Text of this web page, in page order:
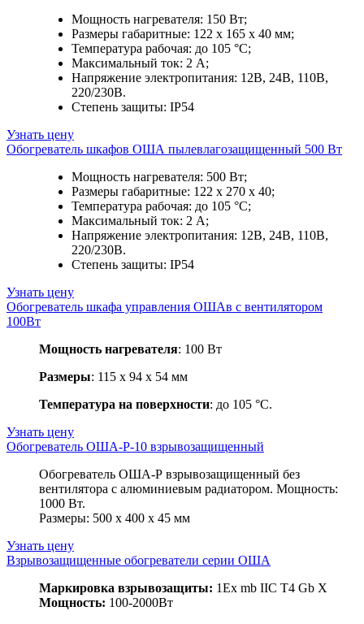
Мощность нагревателя: 150 Вт;
Размеры габаритные: 122 х 165 х 40 мм;
Температура рабочая: до 105 °C;
Максимальный ток: 2 A;
Напряжение электропитания: 12В, 24В, 110В,
220/230B.
Степень защиты: IP54
Узнать цену
Обогреватель шкафов ОША пылевлагозащищенный 500 Вт
Мощность нагревателя: 500 Вт;
Размеры габаритные: 122 х 270 х 40;
Температура рабочая: до 105 °C;
Максимальный ток: 2 A;
Напряжение электропитания: 12В, 24В, 110В,
220/230B.
Степень защиты: IP54
Узнать цену
Обогреватель шкафа управления ОШАв с вентилятором
100Вт
Мощность нагревателя: 100 Вт
Размеры: 115 х 94 х 54 мм
Температура на поверхности: до 105 °C.
Узнать цену
Обогреватель ОША-Р-10 взрывозащищенный
Обогреватель ОША-Р взрывозащищенный без
вентилятора с алюминиевым радиатором. Мощность:
1000 Вт.
Размеры: 500 х 400 х 45 мм
Узнать цену
Взрывозащищенные обогреватели серии ОША
Маркировка взрывозащиты: 1Eх mb IIС Т4 Gb X
Мощность: 100-2000Вт